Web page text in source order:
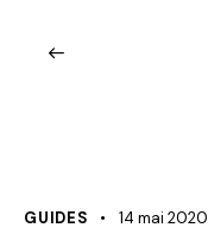
GUIDES 14 mai 2020